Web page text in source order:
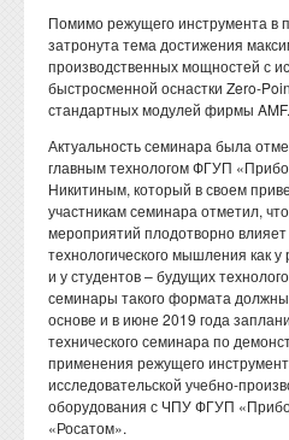
Помимо режущего инструмента в
затронута тема достижения
производственных мощностей с
быстросменной оснастки Zero-
стандартных модулей фирмы AMF.
Актуальность семинара была
главным технологом ФГУП
Никитиным, который в своем
участникам семинара отметил,
мероприятий плодотворно
технологического мышления как
и у студентов – будущих
семинары такого формата
основе и в июне 2019 года
технического семинара по
применения режущего
исследовательской учебно-
оборудования с ЧПУ ФГУП
«Росатом».